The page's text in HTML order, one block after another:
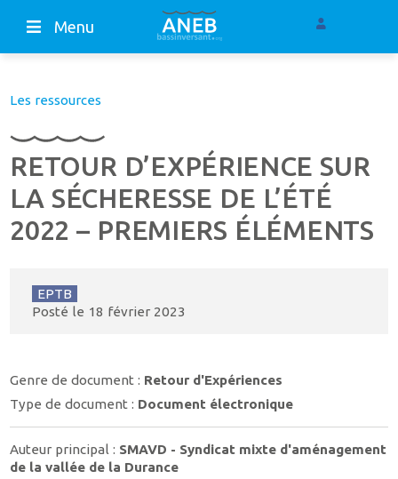
Menu
Les ressources
RETOUR D’EXPÉRIENCE SUR
LA SÉCHERESSE DE L’ÉTÉ
2022 – PREMIERS ÉLÉMENTS
EPTB
Posté le 18 février 2023
Genre de document : Retour d'Expériences
Type de document : Document électronique
Auteur principal : SMAVD - Syndicat mixte d'aménagement
de la vallée de la Durance